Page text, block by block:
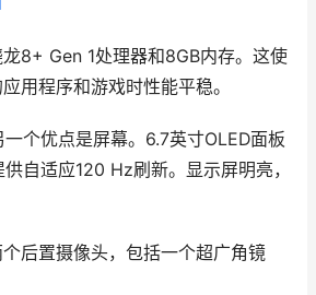
8+ Gen 1处理器和8GB内存。这使
用程序和游戏时性能平稳。
个优点是屏幕。6.7英寸OLED面板
自适应120 Hz刷新。显示屏明亮，
后置摄像头，包括一个超广角镜